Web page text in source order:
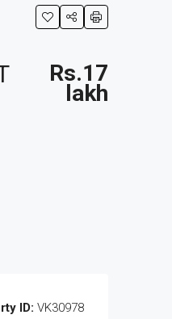
Rs.17
lakh
ID: VK30978